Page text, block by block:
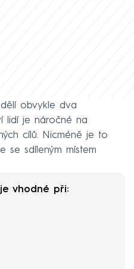
obvykle dva
lidí je náročné na
cílů. Nicméně je to
se sdíleným místem
vhodné při: